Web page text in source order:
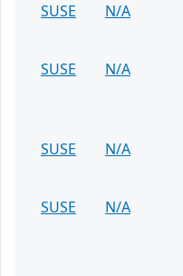
SUSE
N/A
SUSE
N/A
SUSE
N/A
SUSE
N/A